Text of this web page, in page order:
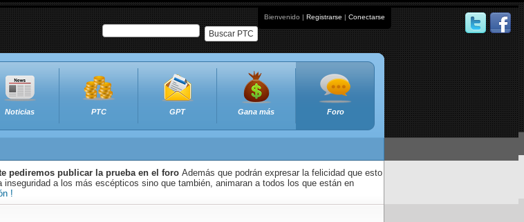
Bienvenido | Registrarse | Conectarse
Buscar PTC
Noticias PTC GPT Gana más Foro
pediremos publicar la prueba en el foro Además que podrán expresar la felicidad que esto
a los más escépticos sino que también, animaran a todos los que están en
!